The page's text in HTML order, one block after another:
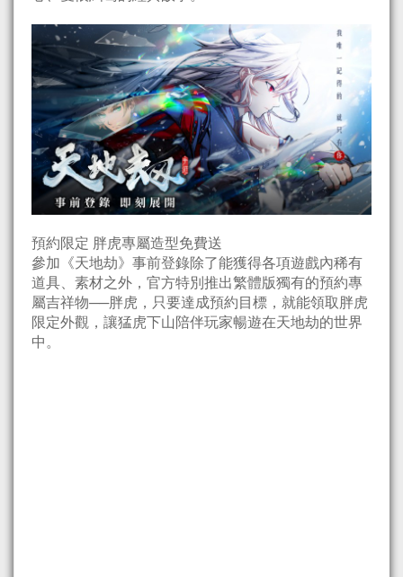
預約限定 胖虎專屬造型免費送
參加《天地劫》事前登錄除了能獲得各項遊戲內稀有
道具、素材之外，官方特別推出繁體版獨有的預約專
屬吉祥物──胖虎，只要達成預約目標，就能領取胖虎
限定外觀，讓猛虎下山陪伴玩家暢遊在天地劫的世界
中。